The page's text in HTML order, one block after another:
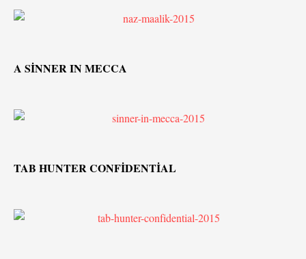
A SİNNER IN MECCA
TAB HUNTER CONFİDENTİAL